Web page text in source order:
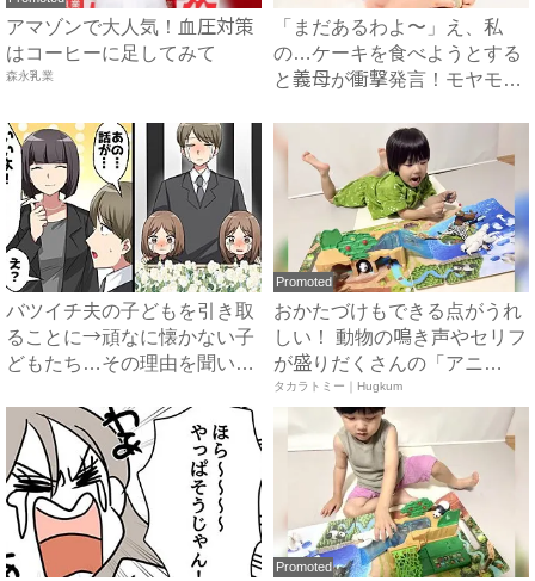
アマゾンで大人気！血圧対策
はコーヒーに足してみて
森永乳業
「まだあるわよ〜」え、私
の…ケーキを食べようとする
と義母が衝撃発言！モヤモヤ
バツイチ夫の子どもを引き取
ることに→頑なに懐かない子
どもたち…その理由を聞いて
Promoted
おかたづけもできる点がうれ
しい！ 動物の鳴き声やセリフ
が盛りだくさんの「アニ
ア ...
タカラトミー｜Hugkum
Promoted